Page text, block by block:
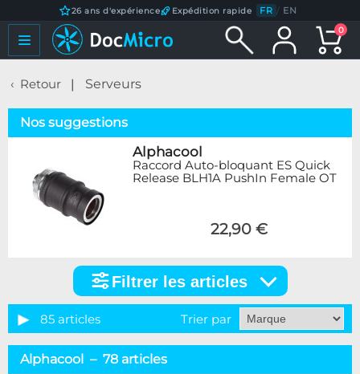
26 ans d'expérience Expédition rapide FR / EN
0
Retour Serveurs
Nos suggestions
Alphacool
Raccord Auto-bloquant ES Quick
Release BLH1A PushIn Female OT
22,90 €
articles
Catégorie
Racks & chiller
Filtrer les articles
85 articles Trier par
Alphacool – 78 articles